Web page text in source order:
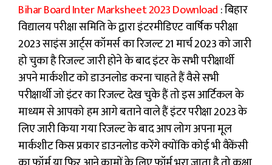
Bihar Board Inter Marksheet 2023 Download: बिहार
विद्यालय परीक्षा समिति के द्वारा इंटरमीडिएट वार्षिक परीक्षा
2023 साइंस आर्ट्स कॉमर्स का रिजल्ट 21 मार्च 2023 को जारी
हो चुका है रिजल्ट जारी होने के बाद इंटर के सभी परीक्षार्थी
अपने मार्कशीट को डाउनलोड करना चाहते हैं वैसे सभी
परीक्षार्थी जो इंटर का रिजल्ट देख चुके हैं तो इस आर्टिकल के
माध्यम से आपको हम आगे बताने वाले हैं इंटर परीक्षा 2023 के
लिए जारी किया गया रिजल्ट के बाद आप लोग अपना मूल
मार्कशीट किस प्रकार डाउनलोड करेंगे क्योंकि कोई भी वैकेंसी